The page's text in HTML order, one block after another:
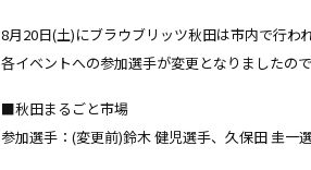
8月20日(土)にブラウブリッツ秋田は市内で行わ
各イベントへの参加選手が変更となりましたので
■秋田まるごと市場
参加選手：(変更前)鈴木 健児選手、久保田 圭一